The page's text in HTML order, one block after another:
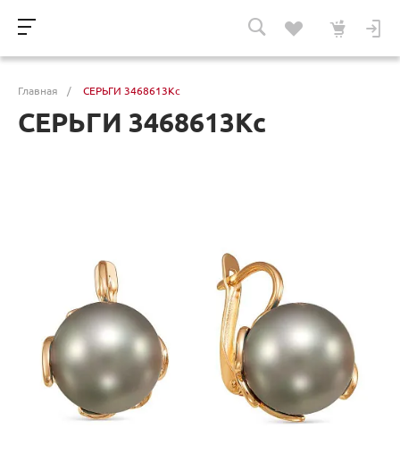
Главная / СЕРЬГИ 3468613Кс
СЕРЬГИ 3468613Кс